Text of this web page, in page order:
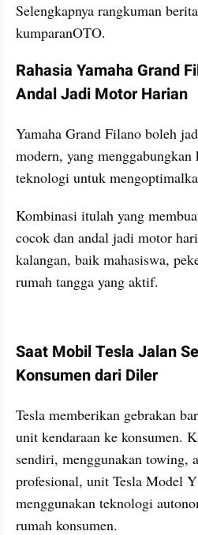
Selengkapnya rangkuman
kumparanOTO.
Rahasia Yamaha Grand
Andal Jadi Motor Harian
Yamaha Grand Filano boleh
modern, yang menggabungkan
teknologi untuk
Kombinasi itulah yang
cocok dan andal jadi motor
kalangan, baik mahasiswa,
rumah tangga yang aktif.
Saat Mobil Tesla Jalan
Konsumen dari Diler
Tesla memberikan gebrakan
unit kendaraan ke konsumen.
sendiri, menggunakan towing,
profesional, unit Tesla Model
menggunakan teknologi
rumah konsumen.